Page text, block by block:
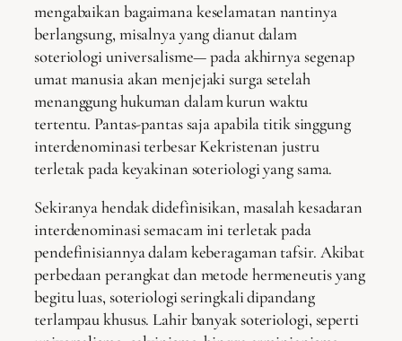
mengabaikan bagaimana keselamatan nantinya
berlangsung, misalnya yang dianut dalam
soteriologi universalisme— pada akhirnya segenap
umat manusia akan menjejaki surga setelah
menanggung hukuman dalam kurun waktu
tertentu. Pantas-pantas saja apabila titik singgung
interdenominasi terbesar Kekristenan justru
terletak pada keyakinan soteriologi yang sama.
Sekiranya hendak didefinisikan, masalah kesadaran
interdenominasi semacam ini terletak pada
pendefinisiannya dalam keberagaman tafsir. Akibat
perbedaan perangkat dan metode hermeneutis yang
begitu luas, soteriologi seringkali dipandang
terlampau khusus. Lahir banyak soteriologi, seperti